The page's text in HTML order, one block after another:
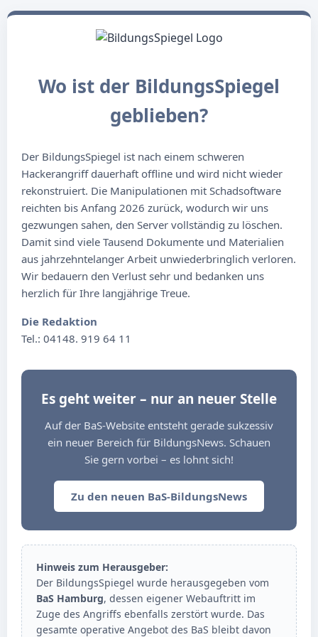
Wo ist der BildungsSpiegel
geblieben?
Der BildungsSpiegel ist nach einem schweren
Hackerangriff dauerhaft offline und wird nicht wieder
rekonstruiert. Die Manipulationen mit Schadsoftware
reichten bis Anfang 2026 zurück, wodurch wir uns
gezwungen sahen, den Server vollständig zu löschen.
Damit sind viele Tausend Dokumente und Materialien
aus jahrzehntelanger Arbeit unwiederbringlich verloren.
Wir bedauern den Verlust sehr und bedanken uns
herzlich für Ihre langjährige Treue.
Die Redaktion
Tel.: 04148. 919 64 11
Es geht weiter – nur an neuer Stelle
Auf der BaS-Website entsteht gerade sukzessiv
ein neuer Bereich für BildungsNews. Schauen
Sie gern vorbei – es lohnt sich!
Zu den neuen BaS-BildungsNews
Hinweis zum Herausgeber:
Der BildungsSpiegel wurde herausgegeben vom
BaS Hamburg, dessen eigener Webauftritt im
Zuge des Angriffs ebenfalls zerstört wurde. Das
gesamte operative Angebot des BaS bleibt davon